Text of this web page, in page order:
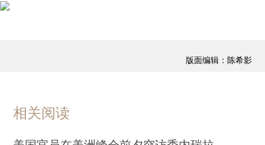
版面编辑：陈希影
相关阅读